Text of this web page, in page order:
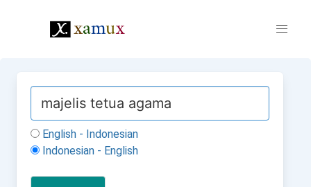
English - Indonesian
Indonesian - English